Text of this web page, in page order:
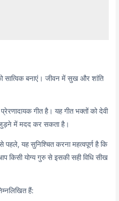
सात्विक बनाएं। जीवन में सुख और शांति
गीत है। यह गीत भक्तों को देवी
जुड़ने में मदद कर सकता है।
पहले, यह सुनिश्चित करना महत्वपूर्ण है कि
योग्य गुरु से इसकी सही विधि सीख
हैं: